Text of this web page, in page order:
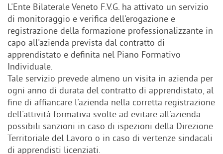
L'Ente Bilaterale Veneto F.V.G. ha attivato un servizio
di monitoraggio e verifica dell'erogazione e
registrazione della formazione professionalizzante in
capo all'azienda prevista dal contratto di
apprendistato e definita nel Piano Formativo
Individuale.
Tale servizio prevede almeno un visita in azienda per
ogni anno di durata del contratto di apprendistato, al
fine di affiancare l'azienda nella corretta registrazione
dell'attività formativa svolte ad evitare all'azienda
possibili sanzioni in caso di ispezioni della Direzione
Territoriale del Lavoro o in caso di vertenze sindacali
di apprendisti licenziati.